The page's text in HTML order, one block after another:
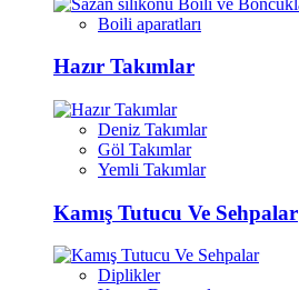
Boili aparatları
Hazır Takımlar
Deniz Takımlar
Göl Takımlar
Yemli Takımlar
Kamış Tutucu Ve Sehpalar
Diplikler